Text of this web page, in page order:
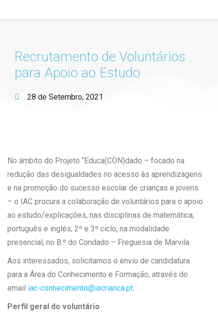
Recrutamento de Voluntários
para Apoio ao Estudo
28 de Setembro, 2021
No âmbito do Projeto “Educa(CON)dado – focado na
redução das desigualdades no acesso às aprendizagens
e na promoção do sucesso escolar de crianças e jovens
– o IAC procura a colaboração de voluntários para o apoio
ao estudo/explicações, nas disciplinas de matemática,
português e inglês, 2º e 3º ciclo, na modalidade
presencial, no B.º do Condado – Freguesia de Marvila.
Aos interessados, solicitamos o envio de candidatura
para a Área do Conhecimento e Formação, através do
email iac-conhecimento@iacrianca.pt.
Perfil geral do voluntário